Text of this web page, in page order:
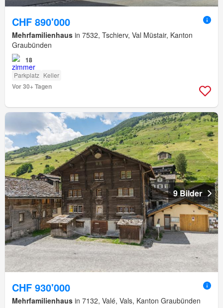
CHF 890'000
Mehrfamilienhaus in 7532, Tschierv, Val Müstair, Kanton
Graubünden
18
Parkplatz Keller
Vor 30+ Tagen
9 Bilder
CHF 930'000
Mehrfamilienhaus in 7132, Valé, Vals, Kanton Graubünden